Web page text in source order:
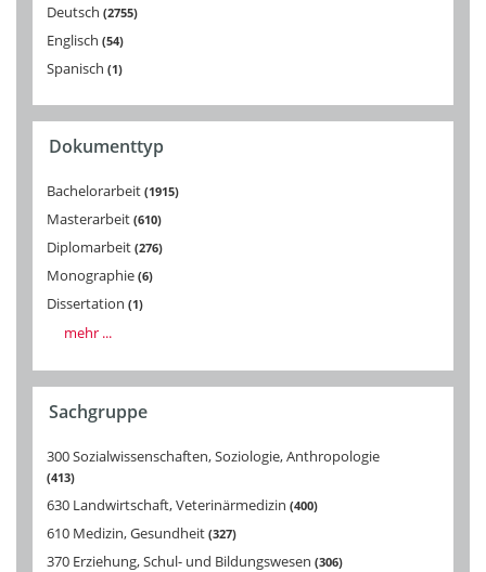
Deutsch 2755
Englisch 54
Spanisch 1
Dokumenttyp
Bachelorarbeit 1915
Masterarbeit 610
Diplomarbeit 276
Monographie 6
Dissertation 1
mehr ...
Sachgruppe
300 Sozialwissenschaften, Soziologie, Anthropologie
413
630 Landwirtschaft, Veterinärmedizin 400
610 Medizin, Gesundheit 327
370 Erziehung, Schul- und Bildungswesen 306